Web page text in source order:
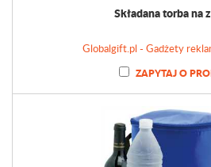
Składana torba na
Globalgift.pl - Gadżety
ZAPYTAJ O